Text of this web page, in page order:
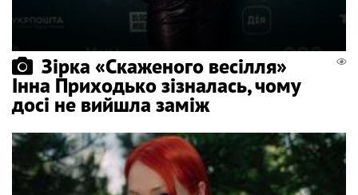
Зірка «Скаженого весілля»
Інна Приходько зізналась, чому
досі не вийшла заміж